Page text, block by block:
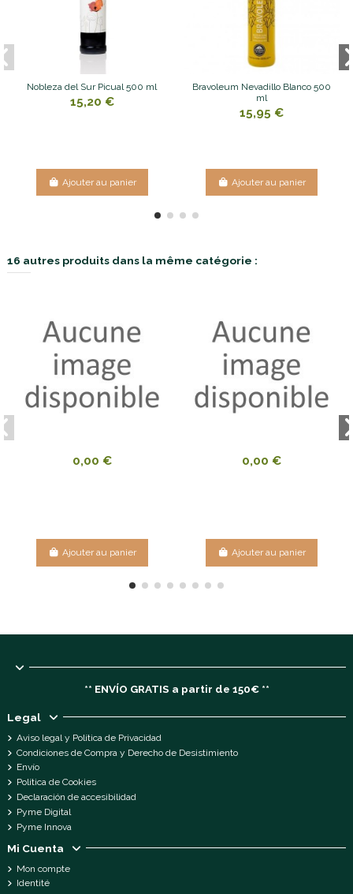
Nobleza del Sur Picual 500 ml
15,20 €
Ajouter au panier
Bravoleum Nevadillo Blanco 500
ml
15,95 €
Ajouter au panier
16 autres produits dans la même catégorie :
0,00 €
Ajouter au panier
0,00 €
Ajouter au panier
** ENVÍO GRATIS a partir de 150€ **
Legal
Aviso legal y Política de Privacidad
Condiciones de Compra y Derecho de Desistimiento
Envío
Política de Cookies
Declaración de accesibilidad
Pyme Digital
Pyme Innova
Mi Cuenta
Mon compte
Identité